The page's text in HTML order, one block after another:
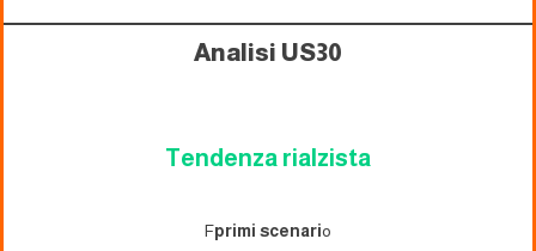
Analisi US30
Tendenza rialzista
Fprimi scenario